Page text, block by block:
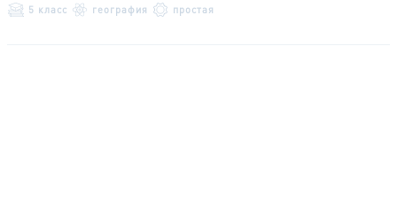
5 класс география простая